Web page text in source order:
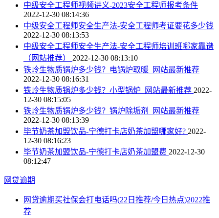
中级安全工程师视频讲义-2023安全工程师报考条件
2022-12-30 08:14:36
中级安全工程师安全生产法-安全工程师考证要花多少钱
2022-12-30 08:13:53
中级安全工程师安全生产法-安全工程师培训班哪家靠谱
（网站推荐） 2022-12-30 08:13:10
铁岭生物质锅炉多少钱？电锅炉取暖_网站最新推荐
2022-12-30 08:16:31
铁岭生物质锅炉多少钱？小型锅炉_网站最新推荐 2022-
12-30 08:15:05
铁岭生物质锅炉多少钱？锅炉除垢剂_网站最新推荐
2022-12-30 08:13:39
毕节奶茶加盟饮品-宁德打卡店奶茶加盟哪家好? 2022-
12-30 08:16:23
毕节奶茶加盟饮品-宁德打卡店奶茶加盟费 2022-12-30
08:12:47
网贷逾期
网贷逾期买社保会打电话吗(22日推荐/今日热点)2022推
荐